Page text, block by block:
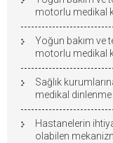
motorlu medikal
Yoğun bakım ve
motorlu medikal
Sağlık
medikal
Hastanelerin
olabilen